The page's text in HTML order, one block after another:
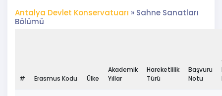
Antalya Devlet Konservatuarı » Sahne Sanatları
Bölümü
# Erasmus Kodu Ülke
Akademik
Yıllar
Hareketlilik
Türü
Başvuru
Notu